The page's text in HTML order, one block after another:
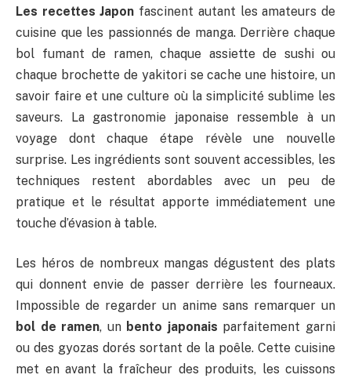
Les recettes Japon fascinent autant les amateurs de
cuisine que les passionnés de manga. Derrière chaque
bol fumant de ramen, chaque assiette de sushi ou
chaque brochette de yakitori se cache une histoire, un
savoir faire et une culture où la simplicité sublime les
saveurs. La gastronomie japonaise ressemble à un
voyage dont chaque étape révèle une nouvelle
surprise. Les ingrédients sont souvent accessibles, les
techniques restent abordables avec un peu de
pratique et le résultat apporte immédiatement une
touche d’évasion à table.
Les héros de nombreux mangas dégustent des plats
qui donnent envie de passer derrière les fourneaux.
Impossible de regarder un anime sans remarquer un
bol de ramen, un bento japonais parfaitement garni
ou des gyozas dorés sortant de la poêle. Cette cuisine
met en avant la fraîcheur des produits, les cuissons